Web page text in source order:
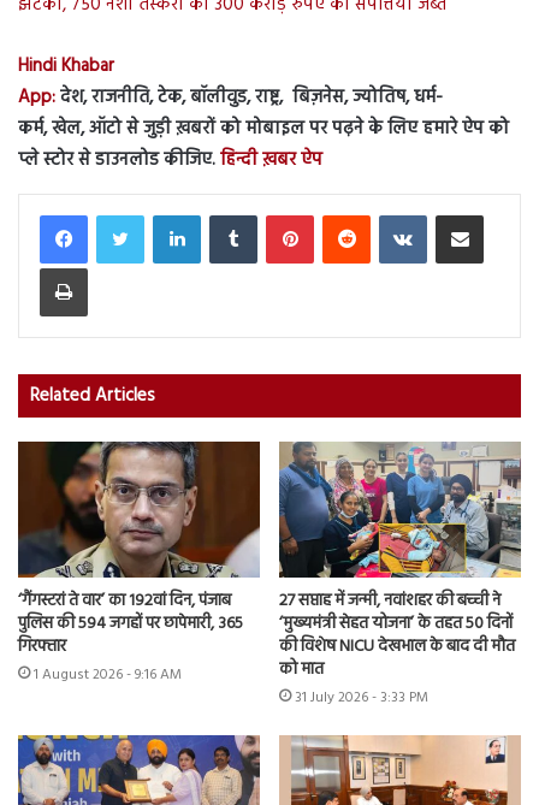
Hindi Khabar
App:देश, राजनीति, टेक, बॉलीवुड, राष्ट्र, बिज़नेस, ज्योतिष, धर्म-
कर्म, खेल, ऑटो से जुड़ी ख़बरों को मोबाइल पर पढ़ने के लिए हमारे ऐप को
प्ले स्टोर से डाउनलोड कीजिए.हिन्दी ख़बर ऐप
LinkedInTumblr PinterestReddit VKontakteShare via Email
Print
Related Articles
‘गैंगस्टरां ते वार’ का 192वां दिन, पंजाब
पुलिस की 594 जगहों पर छापेमारी, 365
गिरफ्तार
1 August 2026 - 9:16 AM
27 सप्ताह में जन्मी, नवांशहर की बच्ची ने
‘मुख्यमंत्री सेहत योजना’ के तहत 50 दिनों
की विशेष NICU देखभाल के बाद दी मौत
को मात
31 July 2026 - 3:33 PM